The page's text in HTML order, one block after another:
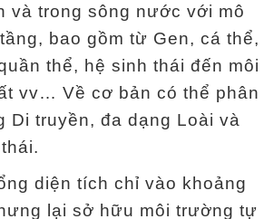
và trong sông nước với mô
bao gồm từ Gen, cá thể,
thể, hệ sinh thái đến môi
vv… Về cơ bản có thể phân
Di truyền, đa dạng Loài và
diện tích chỉ vào khoảng
lại sở hữu môi trường tự